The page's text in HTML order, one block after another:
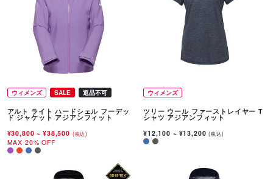
ウィメンズ SALE 返品不可
アルト ライト ハードシェル フーデッ
ド ジャケット アジアンフィット
¥30,800~ ¥38,500 (税込)
MAX 20% OFF
ウィメンズ
ツリー ウール ファーストレイヤー T
シャツ アジアンフィット
¥12,100 ~ ¥13,200(税込)